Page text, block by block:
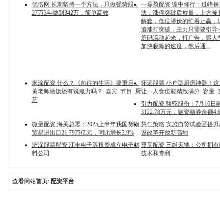
优倍网 长期坚持一个方法，只做强势股，
27万3年做到342万，简单高效
一鼎盈配资 缠中修行：过峰
法：涨停突破后放量，上方被
解套，低位潜伏的忙着止赢，
追涨打突破，主力只需要引导
筹码流动起来，打广告，聚人
加快吸筹的速度，然后通...
米涂配资 什么？《向往的生活》要重启，
黄老师做饭还有说服力吗？_嘉宾_节目_厨
艺
怀远股票 小户型厨房神器！
让一人食也能精致满分_容量_
引力配资 骆驼股份：7月16日
3122.78万元，融资融券余额
微量配资 海关总署：2025上半年我国货物
贸易进出口21.79万亿元，同比增长2.9%
慧仁策略 实施自贸试验区提
设改革开放新高地
沪深股票配资 江丰电子等投资成立电子材
料公司
尊享配资 三维天地：公司拥
技术和专利
查看网站首页: 配资平台